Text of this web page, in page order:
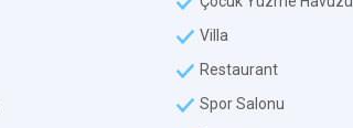
Villa
Restaurant
Spor Salonu